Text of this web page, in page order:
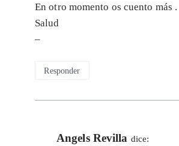
En otro momento os cuento más .
Salud
–
Responder
Angels Revilla dice: